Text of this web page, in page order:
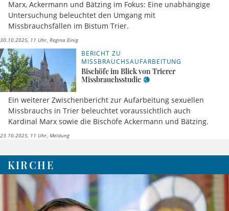
Marx, Ackermann und Bätzing im Fokus: Eine unabhängige
Untersuchung beleuchtet den Umgang mit
Missbrauchsfällen im Bistum Trier.
30.10.2025, 11 Uhr Regina Einig
BERICHT ZU
MISSBRAUCHSAUFARBEITUNG
Bischöfe im Blick von Trierer
Missbrauchsstudie
Ein weiterer Zwischenbericht zur Aufarbeitung sexuellen
Missbrauchs in Trier beleuchtet voraussichtlich auch
Kardinal Marx sowie die Bischöfe Ackermann und Bätzing.
23.10.2025, 11 Uhr Meldung
KIRCHE